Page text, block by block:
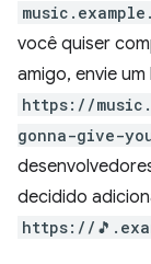
você quiser
amigo, envie
https://
gonna-give-
decidido
https://